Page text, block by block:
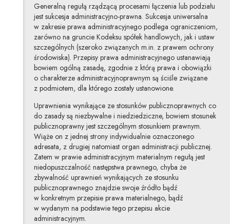
Generalną regułą rządzącą procesami łączenia lub podziału
jest sukcesja administracyjno-prawna. Sukcesja uniwersalna
w zakresie prawa administracyjnego podlega ograniczeniom,
zarówno na gruncie Kodeksu spółek handlowych, jak i ustaw
szczególnych (szeroko związanych m.in. z prawem ochrony
środowiska). Przepisy prawa administracyjnego ustanawiają
bowiem ogólną zasadę, zgodnie z którą prawa i obowiązki
o charakterze administracyjnoprawnym są ściśle związane
z podmiotem, dla którego zostały ustanowione.
Uprawnienia wynikające ze stosunków publicznoprawnych co
do zasady są niezbywalne i niedziedziczne, bowiem stosunek
publicznoprawny jest szczególnym stosunkiem prawnym.
Wiąże on z jednej strony indywidualnie oznaczonego
adresata, z drugiej natomiast organ administracji publicznej.
Zatem w prawie administracyjnym materialnym regułą jest
niedopuszczalność następstwa prawnego, chyba że
zbywalność uprawnień wynikających ze stosunku
publicznoprawnego znajdzie swoje źródło bądź
w konkretnym przepisie prawa materialnego, bądź
w wydanym na podstawie tego przepisu akcie
administracyjnym.